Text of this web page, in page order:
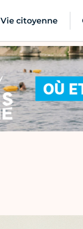
Vie citoyenne